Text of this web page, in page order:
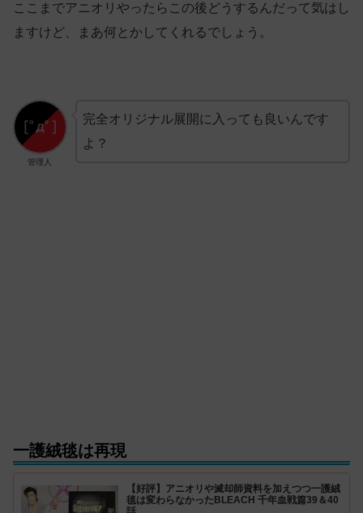
ここまでアニオリやったらこの後どうするんだって気はし
ますけど、まあ何とかしてくれるでしょう。
管理人
完全オリジナル展開に入っても良いんです
よ？
一護絨毯は再現
【好評】アニオリや滅却師資料を加えつつ一護絨
毯は変わらなかったBLEACH 千年血戦篇39＆40